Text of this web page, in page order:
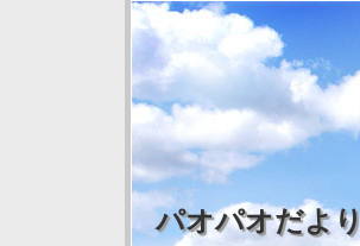
パオパオだよ